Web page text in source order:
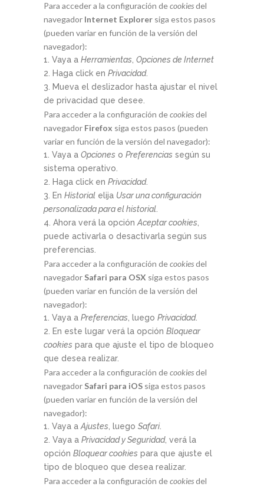
Para acceder a la configuración decookiesdel
navegador Internet Explorer siga estos pasos
(pueden variar en función de la versión del
navegador):
Vaya a Herramientas, Opciones de Internet
Haga click en Privacidad.
Mueva el deslizador hasta ajustar el nivel
de privacidad que desee.
Para acceder a la configuración decookiesdel
navegador Firefox siga estos pasos (pueden
variar en función de la versión del navegador):
Vaya a Opciones o Preferencias según su
sistema operativo.
Haga click en Privacidad.
En Historial elija Usar una configuración
personalizada para el historial.
Ahora verá la opciónAceptar cookies,
puede activarla o desactivarla según sus
preferencias.
Para acceder a la configuración decookiesdel
navegador Safari para OSX siga estos pasos
(pueden variar en función de la versión del
navegador):
Vaya a Preferencias, luego Privacidad.
En este lugar verá la opción Bloquear
cookies para que ajuste el tipo de bloqueo
que desea realizar.
Para acceder a la configuración decookiesdel
navegador Safari para iOS siga estos pasos
(pueden variar en función de la versión del
navegador):
Vaya aAjustes, luego Safari.
Vaya a Privacidad y Seguridad, verá la
opción Bloquear cookies para que ajuste el
tipo de bloqueo que desea realizar.
Para acceder a la configuración decookiesdel